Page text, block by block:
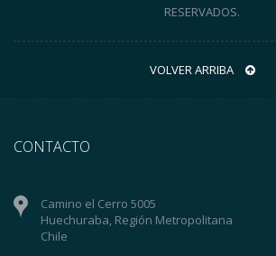
RESERVADOS.
VOLVER ARRIBA
CONTACTO
Camino el Cerro 5005
Huechuraba, Región Metropolitana
Chile